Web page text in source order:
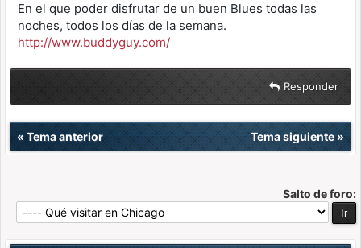
En el que poder disfrutar de un buen Blues todas las
noches, todos los días de la semana.
http://www.buddyguy.com/
Responder
« Tema anterior Tema siguiente»
Salto de foro: